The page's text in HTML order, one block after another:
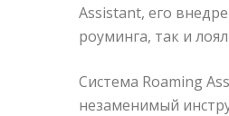
Assistant, его
роуминга, так и
Система Roaming
незаменимый